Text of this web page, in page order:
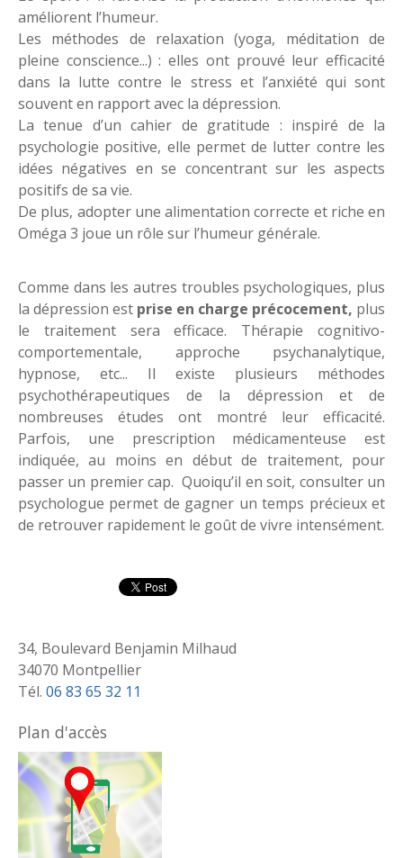
améliorent l’humeur.
Les méthodes de relaxation (yoga, méditation de
pleine conscience...) : elles ont prouvé leur efficacité
dans la lutte contre le stress et l’anxiété qui sont
souvent en rapport avec la dépression.
La tenue d’un cahier de gratitude : inspiré de la
psychologie positive, elle permet de lutter contre les
idées négatives en se concentrant sur les aspects
positifs de sa vie.
De plus, adopter une alimentation correcte et riche en
Oméga 3 joue un rôle sur l’humeur générale.
Comme dans les autres troubles psychologiques, plus
la dépression est prise en charge précocement, plus
le traitement sera efficace. Thérapie cognitivo-
comportementale, approche psychanalytique,
hypnose, etc... Il existe plusieurs méthodes
psychothérapeutiques de la dépression et de
nombreuses études ont montré leur efficacité.
Parfois, une prescription médicamenteuse est
indiquée, au moins en début de traitement, pour
passer un premier cap. Quoiqu’il en soit, consulter un
psychologue permet de gagner un temps précieux et
de retrouver rapidement le goût de vivre intensément.
34, Boulevard Benjamin Milhaud
34070 Montpellier
Tél. 06 83 65 32 11
Plan d'accès